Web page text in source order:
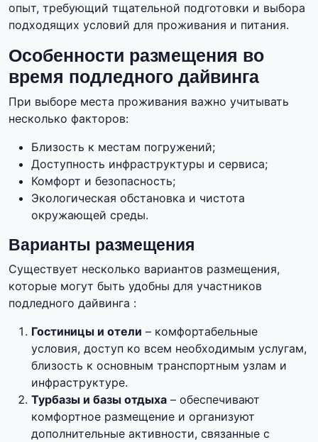
опыт, требующий тщательной подготовки и выбора
подходящих условий для проживания и питания.
Особенности размещения во
время подледного дайвинга
При выборе места проживания важно учитывать
несколько факторов:
Близость к местам погружений;
Доступность инфраструктуры и сервиса;
Комфорт и безопасность;
Экологическая обстановка и чистота
окружающей среды.
Варианты размещения
Существует несколько вариантов размещения,
которые могут быть удобны для участников
подледного дайвинга :
Гостиницы и отели – комфортабельные
условия, доступ ко всем необходимым услугам,
близость к основным транспортным узлам и
инфраструктуре.
Турбазы и базы отдыха – обеспечивают
комфортное размещение и организуют
дополнительные активности, связанные с